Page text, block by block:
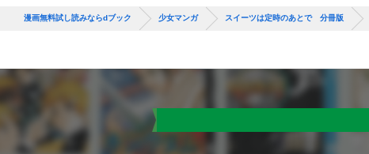
漫画無料試し読みならdブック 少女マンガ スイーツは定時のあとで 分冊版